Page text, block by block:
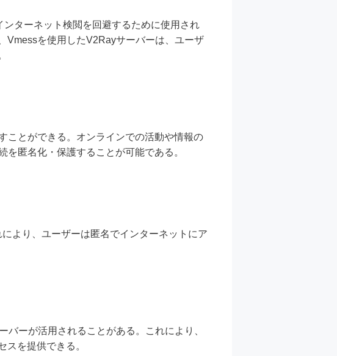
ターネット検閲を回避するために使用され
Vmessを使用したV2Rayサーバーは、ユーザ
ことができる。オンラインでの活動や情報の
匿名化・保護することが可能である。
より、ユーザーは匿名でインターネットにア
ーが活用されることがある。これにより、
を提供できる。